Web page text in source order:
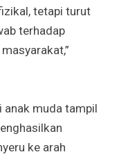
tetapi turut
terhadap
anak muda tampil
ke arah